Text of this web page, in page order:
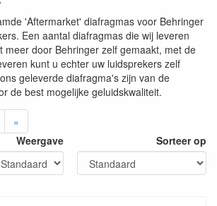
'Aftermarket' diafragmas voor Behringer
Een aantal diafragmas die wij leveren
meer door Behringer zelf gemaakt, met de
kunt u echter uw luidsprekers zelf
geleverde diafragma's zijn van de
de best mogelijke geluidskwaliteit.
»
Weergave
Sorteer op